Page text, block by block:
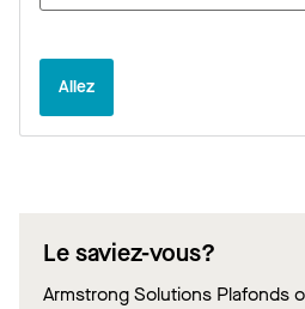
Allez
Le saviez-vous?
Armstrong Solutions Plafonds